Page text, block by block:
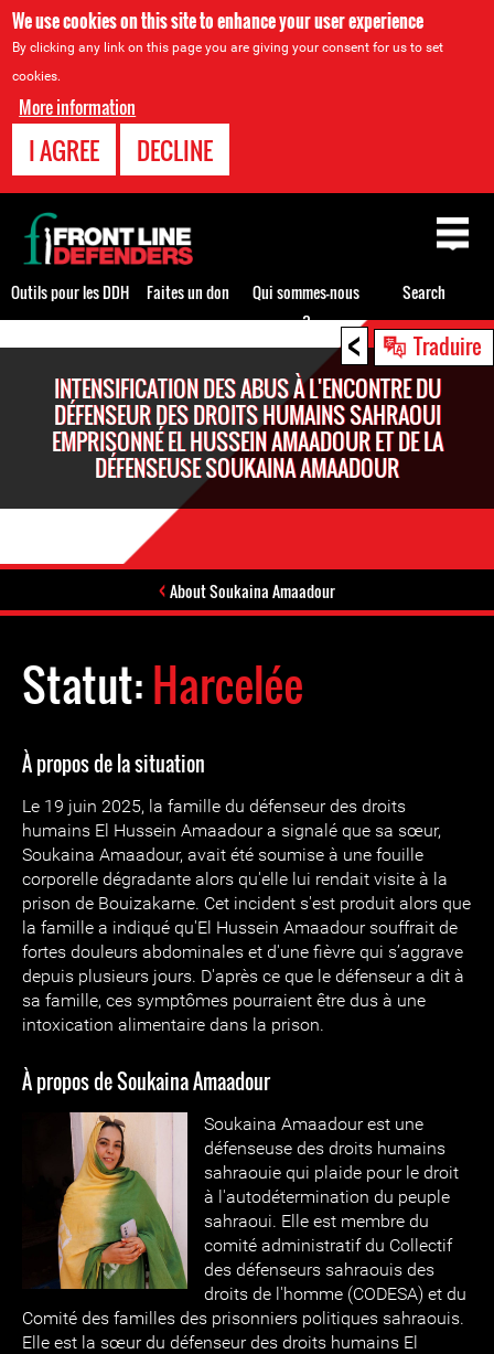
We use cookies on this site to enhance your user experience
By clicking any link on this page you are giving your consent for us to set
cookies.
More information
I AGREE DECLINE
< Traduire
INTENSIFICATION DES ABUS À L'ENCONTRE DU
DÉFENSEUR DES DROITS HUMAINS SAHRAOUI
EMPRISONNÉ EL HUSSEIN AMAADOUR ET DE LA
DÉFENSEUSE SOUKAINA AMAADOUR
About Soukaina Amaadour
Statut:Harcelée
À propos de la situation
Le 19 juin 2025, la famille du défenseur des droits
humains El Hussein Amaadour a signalé que sa sœur,
Soukaina Amaadour, avait été soumise à une fouille
corporelle dégradante alors qu'elle lui rendait visite à la
prison de Bouizakarne. Cet incident s'est produit alors que
la famille a indiqué qu'El Hussein Amaadour souffrait de
fortes douleurs abdominales et d'une fièvre qui s’aggrave
depuis plusieurs jours. D'après ce que le défenseur a dit à
sa famille, ces symptômes pourraient être dus à une
intoxication alimentaire dans la prison.
À propos de Soukaina Amaadour
Soukaina Amaadour est une
défenseuse des droits humains
sahraouie qui plaide pour le droit
à l'autodétermination du peuple
sahraoui. Elle est membre du
comité administratif du Collectif
des défenseurs sahraouis des
droits de l'homme (CODESA) et du
Comité des familles des prisonniers politiques sahraouis.
Elle est la sœur du défenseur des droits humains El
Back
to
top
Outils pour les DDH Faites un don
Qui sommes-nous
?
Search